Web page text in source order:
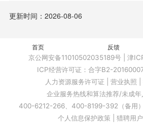
大数据调度开发招聘
MUC软件工程师招聘
容器化开发工程师招聘
更新时间：2026-08-06
首页 反馈